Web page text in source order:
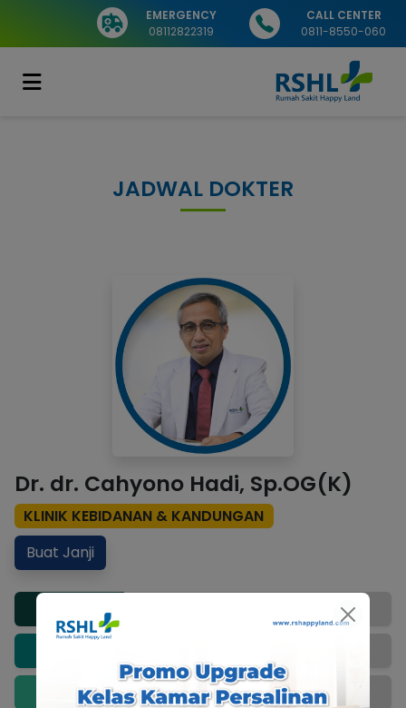
EMERGENCY
08112822319
CALL CENTER
0811-8550-060
JADWAL DOKTER
Dr. dr. Cahyono Hadi, Sp.OG(K)
KLINIK KEBIDANAN & KANDUNGAN
Buat Janji
Rabu
16:30 - 19:00